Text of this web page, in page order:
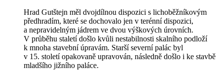
Hrad Gutštejn měl dvojdílnou dispozici s lichoběžníkovým
předhradím, které se dochovalo jen v terénní dispozici,
a nepravidelným jádrem ve dvou výškových úrovních.
V průběhu staletí došlo kvůli nestabilnosti skalního podloží
k mnoha stavební úpravám. Starší severní palác byl
v 15. století opakovaně upravován, následně došlo i ke stavbě
mladšího jižního paláce.